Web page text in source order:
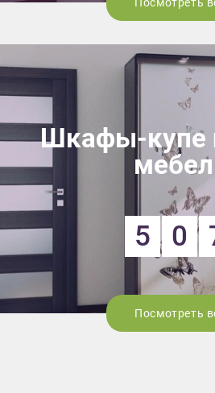
Посмотреть
Шкафы-купе
5 0
Посмотреть